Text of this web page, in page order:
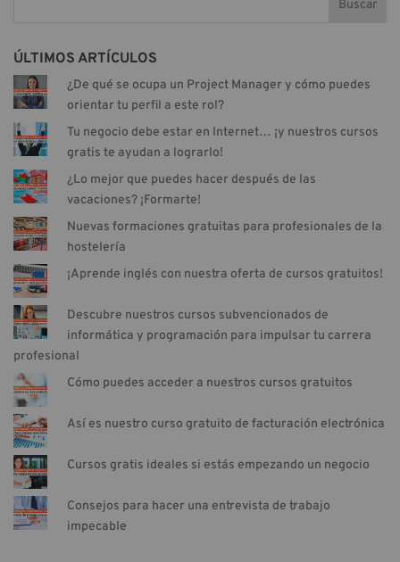
Buscar
ÚLTIMOS ARTÍCULOS
¿De qué se ocupa un Project Manager y cómo puedes
orientar tu perfil a este rol?
Tu negocio debe estar en Internet… ¡y nuestros cursos
gratis te ayudan a lograrlo!
¿Lo mejor que puedes hacer después de las
vacaciones? ¡Formarte!
Nuevas formaciones gratuitas para profesionales de la
hostelería
¡Aprende inglés con nuestra oferta de cursos gratuitos!
Descubre nuestros cursos subvencionados de
informática y programación para impulsar tu carrera
profesional
Cómo puedes acceder a nuestros cursos gratuitos
Así es nuestro curso gratuito de facturación electrónica
Cursos gratis ideales si estás empezando un negocio
Consejos para hacer una entrevista de trabajo
impecable